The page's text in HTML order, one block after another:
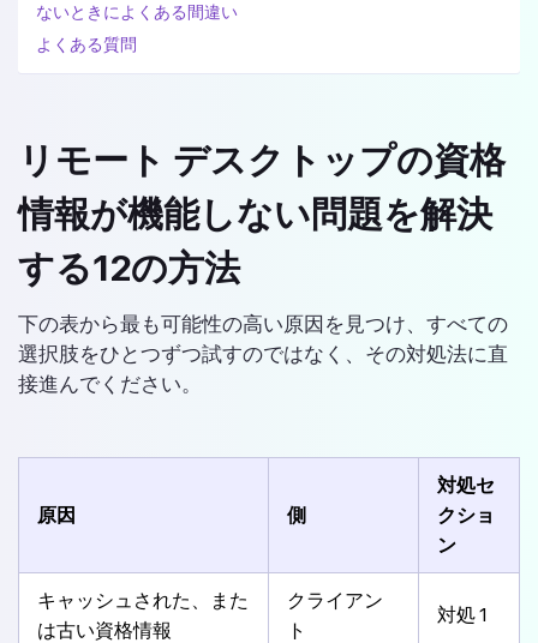
ないときによくある間違い
よくある質問
リモート デスクトップの資格
情報が機能しない問題を解決
する12の方法
下の表から最も可能性の高い原因を見つけ、すべての
選択肢をひとつずつ試すのではなく、その対処法に直
接進んでください。
原因 側
対処セ
クショ
ン
キャッシュされた、また
は古い資格情報
クライアン
ト
対処 1